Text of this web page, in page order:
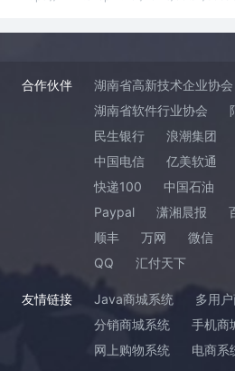
合作伙伴
湖南省高新技术企业协会
湖南省软件行业协会
民生银行
浪潮集团
中国电信
亿美软通
快递100
中国石油
Paypal
潇湘晨报
顺丰
万网 微信
QQ
汇付天下
友情链接 Java商城系统
多用
分销商城系统
手机商
网上购物系统
电商系